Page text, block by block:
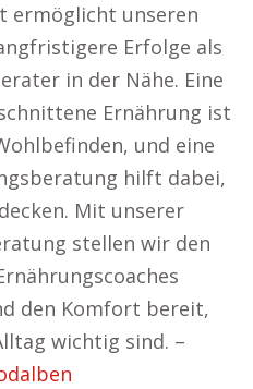
ermöglicht unseren
Erfolge als
in der Nähe. Eine
Ernährung ist
und eine
hilft dabei,
Mit unserer
stellen wir den
den Komfort bereit,
wichtig sind. –